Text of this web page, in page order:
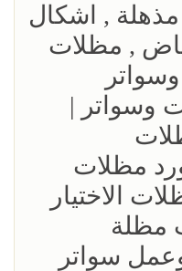
, اشكال
, مظلات
وسواتر |
مظلات
الاختيار
مظلة
سواتر